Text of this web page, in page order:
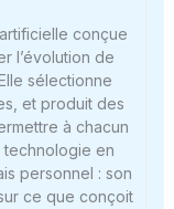
conçue
l’évolution de
sélectionne
et produit des
à chacun
en
personnel : son
ce que conçoit